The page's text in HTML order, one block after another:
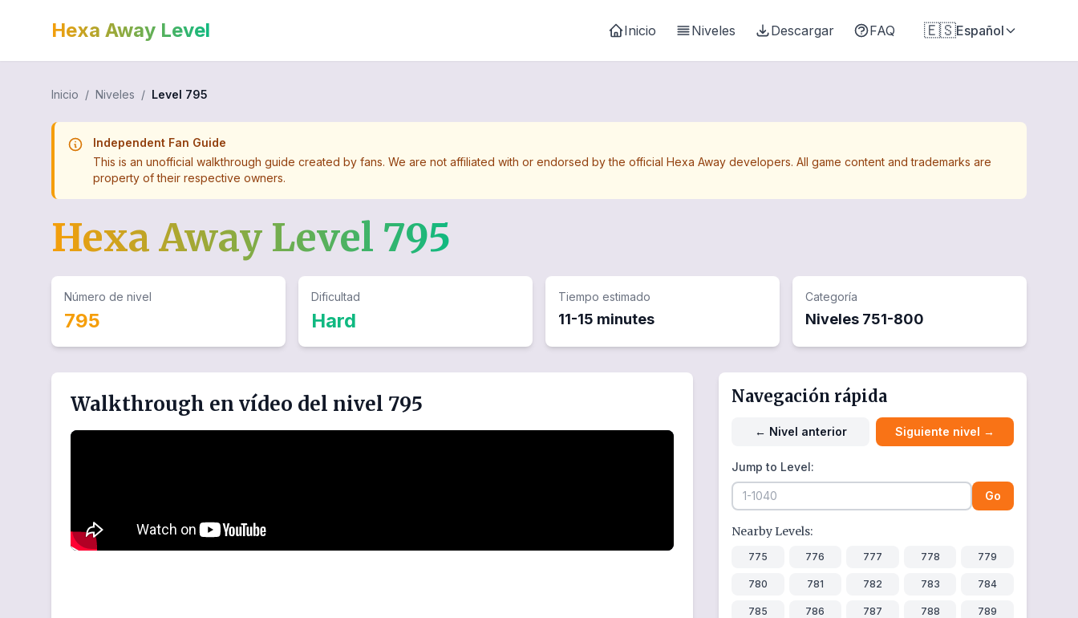
Hexa Away Level Inicio Niveles Descargar FAQ 🇪🇸Español
Inicio / Niveles / Level 795
Independent Fan Guide
This is an unofficial walkthrough guide created by fans. We are not affiliated with or endorsed by the official Hexa Away developers. All game content and trademarks are
property of their respective owners.
Hexa Away Level 795
Número de nivel
795
Dificultad
Hard
Tiempo estimado
11-15 minutes
Categoría
Niveles 751-800
Walkthrough en vídeo del nivel 795 Navegación rápida
← Nivel anterior Siguiente nivel →
Jump to Level:
Go
Nearby Levels:
775 776 777 778 779
780 781 782 783 784
785 786 787 788 789